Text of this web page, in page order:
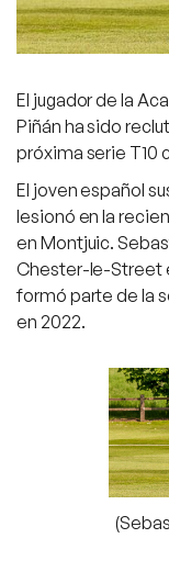
El jugador de la
Piñán ha sido
próxima serie T10
El joven español
lesionó en la
en Montjuic.
Chester-le-Street
formó parte de la
en 2022.